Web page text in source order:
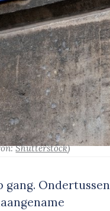
Shutterstock)
Ondertussen